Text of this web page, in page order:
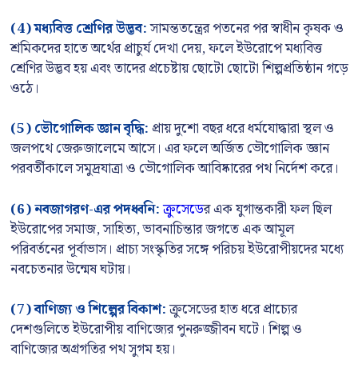
(4) মধ্যবিত্ত শ্রেণির উদ্ভব:সামন্ততন্ত্রের পতনের পর স্বাধীন কৃষক ও
শ্রমিকদের হাতে অর্থের প্রাচুর্য দেখা দেয়, ফলে ইউরোপে মধ্যবিত্ত
শ্রেণির উদ্ভব হয় এবং তাদের প্রচেষ্টায় ছোটো ছোটো শিল্পপ্রতিষ্ঠান গড়ে
ওঠে।
(5) ভৌগোলিক জ্ঞান বৃদ্ধি:প্রায় দুশো বছর ধরে ধর্মযোদ্ধারা স্থল ও
জলপথে জেরুজালেমে আসে। এর ফলে অর্জিত ভৌগোলিক জ্ঞান
পরবর্তীকালে সমুদ্রযাত্রা ও ভৌগোলিক আবিষ্কারের পথ নির্দেশ করে।
(6) নবজাগরণ-এর পদধ্বনি:ক্রুসেডের এক যুগান্তকারী ফল ছিল
ইউরোপের সমাজ, সাহিত্য, ভাবনাচিন্তার জগতে এক আমূল
পরিবর্তনের পূর্বাভাস। প্রাচ্য সংস্কৃতির সঙ্গে পরিচয় ইউরোপীয়দের মধ্যে
নবচেতনার উন্মেষ ঘটায়।
(7) বাণিজ্য ও শিল্পের বিকাশ:ক্রুসেডের হাত ধরে প্রাচ্যের
দেশগুলিতে ইউরোপীয় বাণিজ্যের পুনরুজ্জীবন ঘটে। শিল্প ও
বাণিজ্যের অগ্রগতির পথ সুগম হয়।